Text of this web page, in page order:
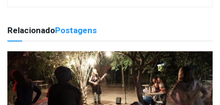
RelacionadoPostagens